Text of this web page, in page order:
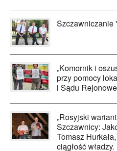
Szczawniczanie
„Komornik i
przy pomocy
i Sądu
„Rosyjski
Szczawnicy:
Tomasz
ciągłość